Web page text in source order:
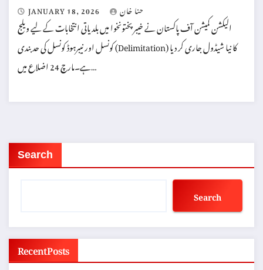
JANUARY 18, 2026
حنا خان
الیکشن کمیشن آف پاکستان نے خیبرپختونخوا میں بلدیاتی انتخابات کے لیے ویلج
کونسل اور نیبرہوڈ کونسل کی حد بندی (Delimitation) کا نیا شیڈول جاری کر دیا
ہے۔مارچ 24 اضلاع میں…
Search
Search
Recent Posts